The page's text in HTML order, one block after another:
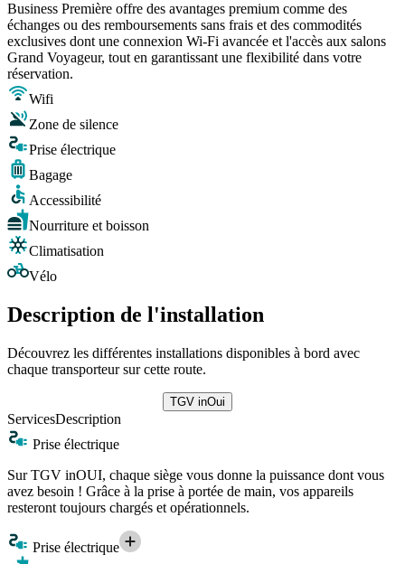
Business Première offre des avantages premium comme des
échanges ou des remboursements sans frais et des commodités
exclusives dont une connexion Wi-Fi avancée et l'accès aux salons
Grand Voyageur, tout en garantissant une flexibilité dans votre
réservation.
Wifi
Zone de silence
Prise électrique
Bagage
Accessibilité
Nourriture et boisson
Climatisation
Vélo
Description de l'installation
Découvrez les différentes installations disponibles à bord avec
chaque transporteur sur cette route.
TGV inOui
ServicesDescription
Prise électrique
Sur TGV inOUI, chaque siège vous donne la puissance dont vous
avez besoin ! Grâce à la prise à portée de main, vos appareils
resteront toujours chargés et opérationnels.
Prise électrique